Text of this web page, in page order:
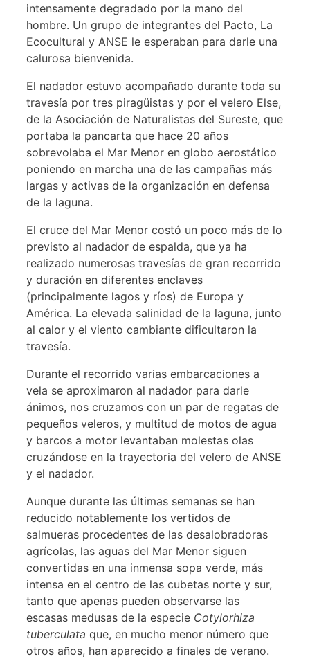
intensamente degradado por la mano del
hombre. Un grupo de integrantes del Pacto, La
Ecocultural y ANSE le esperaban para darle una
calurosa bienvenida.
El nadador estuvo acompañado durante toda su
travesía por tres piragüistas y por el velero Else,
de la Asociación de Naturalistas del Sureste, que
portaba la pancarta que hace 20 años
sobrevolaba el Mar Menor en globo aerostático
poniendo en marcha una de las campañas más
largas y activas de la organización en defensa
de la laguna.
El cruce del Mar Menor costó un poco más de lo
previsto al nadador de espalda, que ya ha
realizado numerosas travesías de gran recorrido
y duración en diferentes enclaves
(principalmente lagos y ríos) de Europa y
América. La elevada salinidad de la laguna, junto
al calor y el viento cambiante dificultaron la
travesía.
Durante el recorrido varias embarcaciones a
vela se aproximaron al nadador para darle
ánimos, nos cruzamos con un par de regatas de
pequeños veleros, y multitud de motos de agua
y barcos a motor levantaban molestas olas
cruzándose en la trayectoria del velero de ANSE
y el nadador.
Aunque durante las últimas semanas se han
reducido notablemente los vertidos de
salmueras procedentes de las desalobradoras
agrícolas, las aguas del Mar Menor siguen
convertidas en una inmensa sopa verde, más
intensa en el centro de las cubetas norte y sur,
tanto que apenas pueden observarse las
escasas medusas de la especie Cotylorhiza
tuberculata que, en mucho menor número que
otros años, han aparecido a finales de verano.